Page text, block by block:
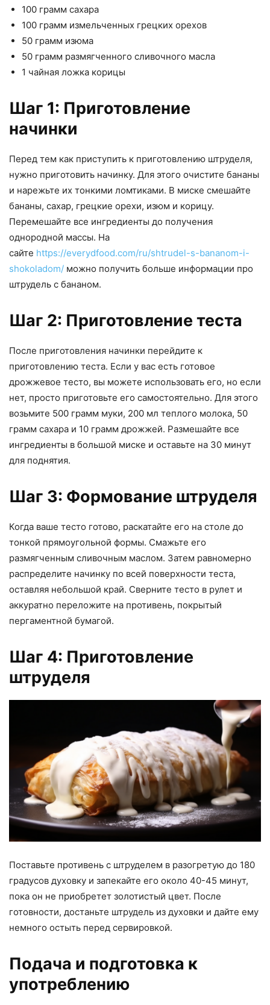
100 грамм сахара
100 грамм измельченных грецких орехов
50 грамм изюма
50 грамм размягченного сливочного масла
1 чайная ложка корицы
Шаг 1: Приготовление
начинки
Перед тем как приступить к приготовлению штруделя,
нужно приготовить начинку. Для этого очистите бананы
и нарежьте их тонкими ломтиками. В миске смешайте
бананы, сахар, грецкие орехи, изюм и корицу.
Перемешайте все ингредиенты до получения
однородной массы. На
сайте https://everydfood.com/ru/shtrudel-s-bananom-i-
shokoladom/ можно получить больше информации про
штрудель с бананом.
Шаг 2: Приготовление теста
После приготовления начинки перейдите к
приготовлению теста. Если у вас есть готовое
дрожжевое тесто, вы можете использовать его, но если
нет, просто приготовьте его самостоятельно. Для этого
возьмите 500 грамм муки, 200 мл теплого молока, 50
грамм сахара и 10 грамм дрожжей. Размешайте все
ингредиенты в большой миске и оставьте на 30 минут
для поднятия.
Шаг 3: Формование штруделя
Когда ваше тесто готово, раскатайте его на столе до
тонкой прямоугольной формы. Смажьте его
размягченным сливочным маслом. Затем равномерно
распределите начинку по всей поверхности теста,
оставляя небольшой край. Сверните тесто в рулет и
аккуратно переложите на противень, покрытый
пергаментной бумагой.
Шаг 4: Приготовление
штруделя
Поставьте противень с штруделем в разогретую до 180
градусов духовку и запекайте его около 40-45 минут,
пока он не приобретет золотистый цвет. После
готовности, достаньте штрудель из духовки и дайте ему
немного остыть перед сервировкой.
Подача и подготовка к
употреблению